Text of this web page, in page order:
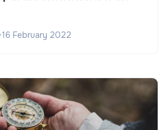
•16 February 2022